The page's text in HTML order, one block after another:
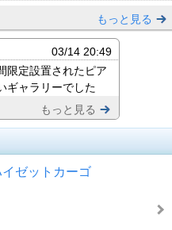
もっと見る
03/14 20:49
限定設置されたピア
ギャラリーでした
もっと見る
ゼットカーゴ